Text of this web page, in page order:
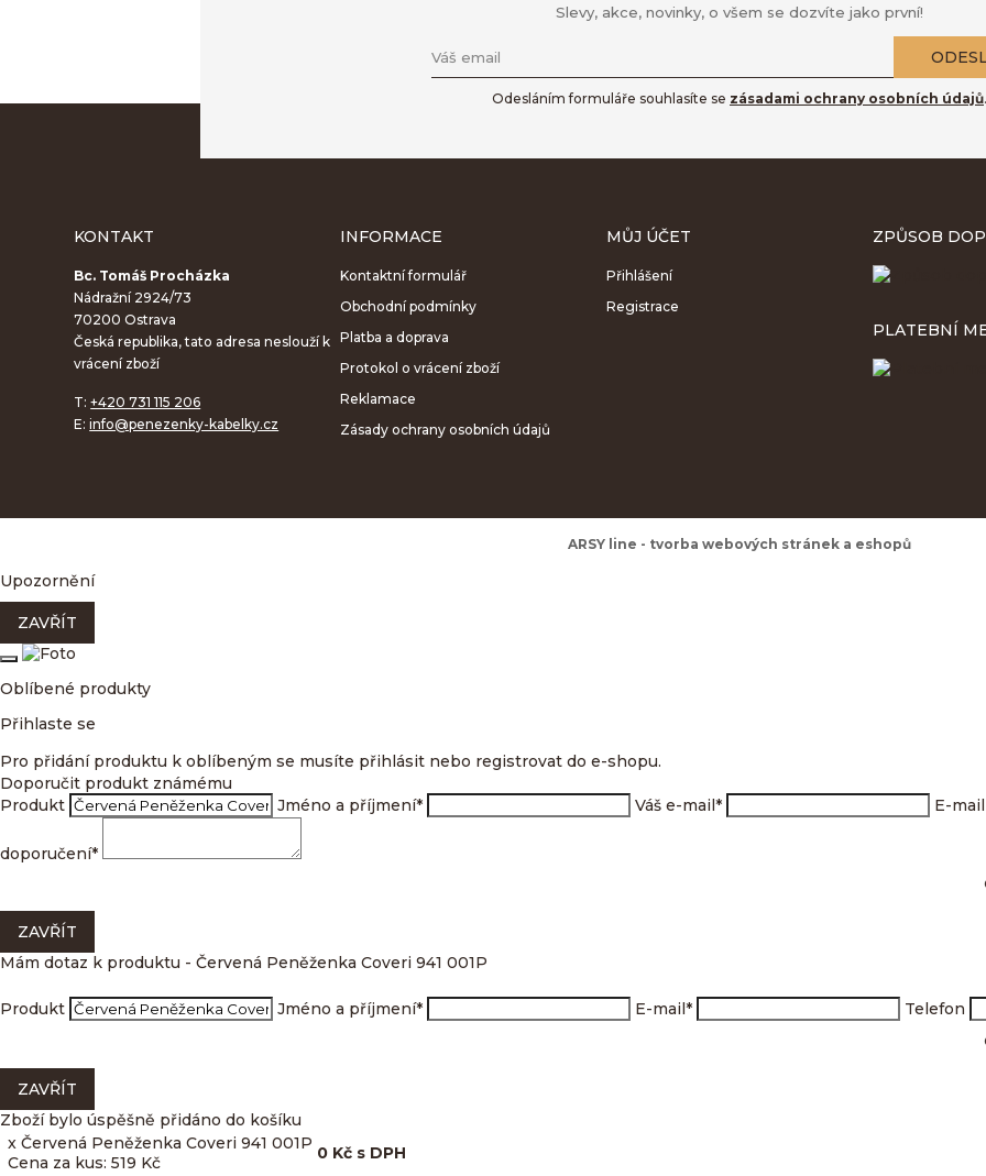
Slevy, akce, novinky, o všem se dozvíte jako první!
Váš email
Odesláním formuláře souhlasíte se zásadami ochrany osobních údajů.
KONTAKT
Bc. Tomáš Procházka
Nádražní 2924/73
70200 Ostrava
Česká republika, tato adresa neslouží k
vrácení zboží
T:+420 731 115 206
E:info@penezenky-kabelky.cz
INFORMACE
Kontaktní formulář
Obchodní podmínky
Platba a doprava
Protokol o vrácení zboží
Reklamace
Zásady ochrany osobních údajů
MŮJ ÚČET
Přihlášení
Registrace
ZPŮSOB
PLATEBNÍ
ARSY line - tvorba webových stránek a eshopů
Upozornění
ZAVŘÍT
Oblíbené produkty
Přihlaste se
Pro přidání produktu k oblíbeným se musíte přihlásit nebo registrovat do e-shopu.
Doporučit produkt známému
Produkt
Jméno a příjmení* Váš e-mail* E-
doporučení*
ZAVŘÍT
Mám dotaz k produktu - Červená Peněženka Coveri 941 001P
Produkt Jméno a příjmení* E-mail* Telefon
ZAVŘÍT
Zboží bylo úspěšně přidáno do košíku
x Červená Peněženka Coveri 941 001P
Cena za kus: 519 Kč
0 Kč s DPH